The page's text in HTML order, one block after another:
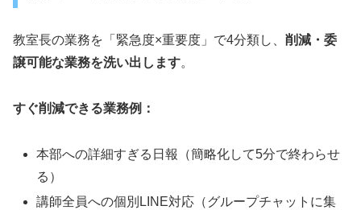
教室長の業務を「緊急度×重要度」で4分類し、 削減・委
譲可能な業務を洗い出します。
すぐ削減できる業務例：
本部への詳細すぎる日報（簡略化して5分で終わらせ
る）
講師全員への個別LINE対応（グループチャットに集